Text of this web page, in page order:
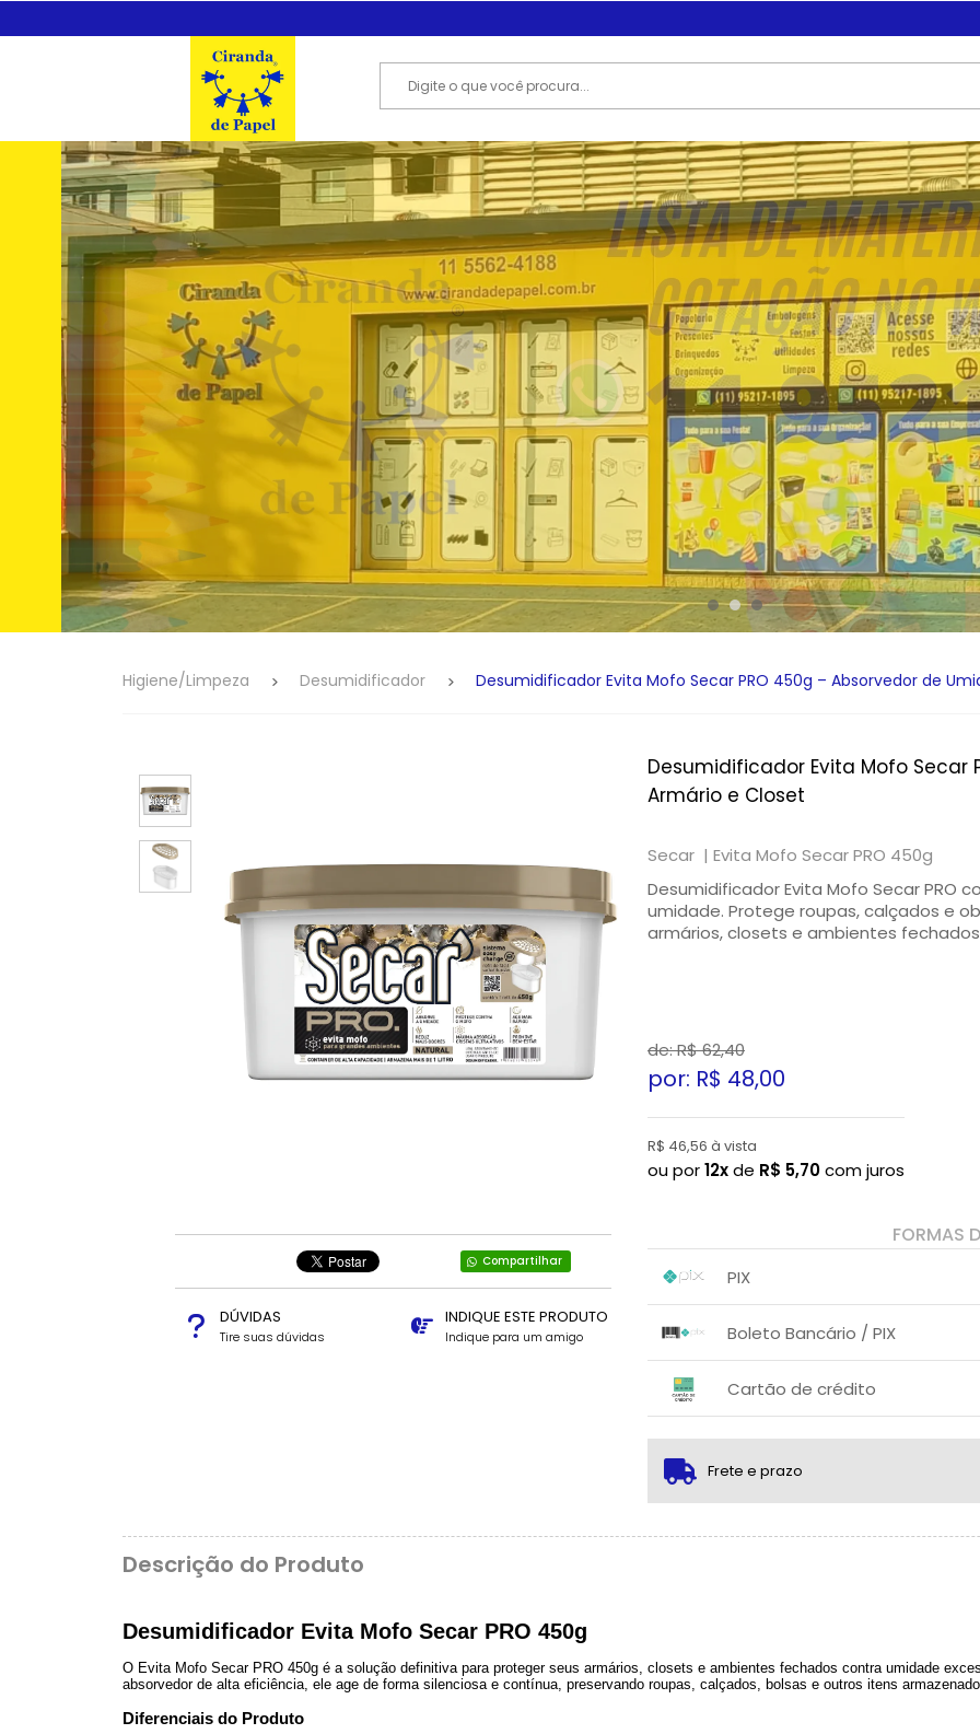
Higiene/Limpeza Desumidificador Desumidificador Evita Mofo Secar PRO 450g – Absorvedor de
Compartilhar
DÚVIDAS
Tire suas dúvidas
INDIQUE ESTE PRODUTO
Indique para um amigo
Desumidificador Evita Mofo Secar
Armário e Closet
Secar | Evita Mofo Secar PRO 450g
Desumidificador Evita Mofo Secar PRO
umidade. Protege roupas, calçados e
armários, closets e ambientes
de: R$62,40
por: R$ 48,00
R$ 46,56 à vista
ou por12xde R$ 5,70com juros
FORMAS
PIX
....
Boleto Bancário / PIX
Cartão de crédito
3x com juros de R$ 17,48
Frete e prazo
Descrição do Produto
Desumidificador Evita Mofo Secar PRO 450g
O Evita Mofo Secar PRO 450g é a solução definitiva para proteger seus armários, closets e ambientes fechados contra umidade
absorvedor de alta eficiência, ele age de forma silenciosa e contínua, preservando roupas, calçados, bolsas e outros itens
Diferenciais do Produto